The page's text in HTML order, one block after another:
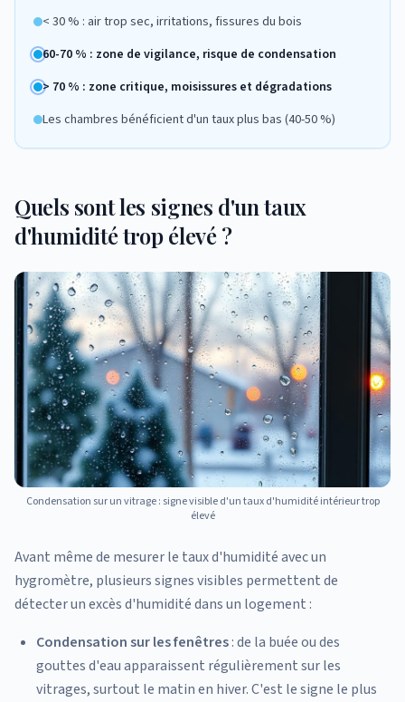
< 30 % : air trop sec, irritations, fissures du bois
60-70 % : zone de vigilance, risque de condensation
> 70 % : zone critique, moisissures et dégradations
Les chambres bénéficient d'un taux plus bas (40-50 %)
Quels sont les signes d'un taux
d'humidité trop élevé ?
Condensation sur un vitrage : signe visible d'un taux d'humidité intérieur trop
élevé
Avant même de mesurer le taux d'humidité avec un
hygromètre, plusieurs signes visibles permettent de
détecter un excès d'humidité dans un logement :
Condensation sur les fenêtres: de la buée ou des
gouttes d'eau apparaissent régulièrement sur les
vitrages, surtout le matin en hiver. C'est le signe le plus